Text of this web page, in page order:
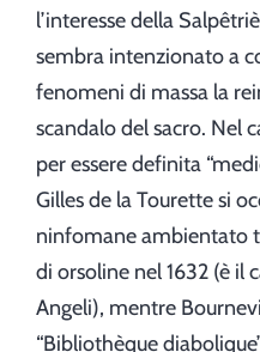
l’interesse della
sembra intenzionato a
fenomeni di massa la
scandalo del sacro. Nel
per essere definita
Gilles de la Tourette si
ninfomane ambientato
di orsoline nel 1632 (è il
Angeli), mentre
“Bibliothèque